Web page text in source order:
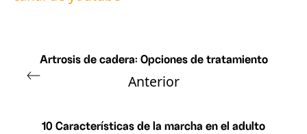
Artrosis de cadera: Opciones de tratamiento
Anterior
10 Características de la marcha en el adulto